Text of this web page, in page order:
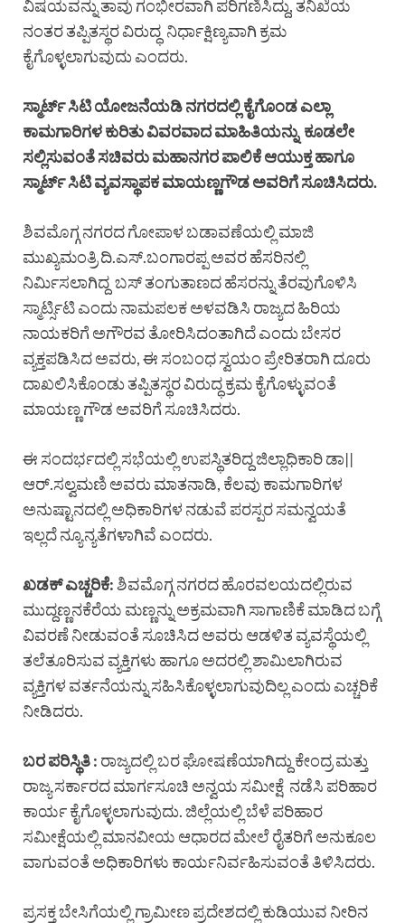
ವಿಷಯವನ್ನು ತಾವು ಗಂಭೀರವಾಗಿ ಪರಿಗಣಿಸಿದ್ದು, ತನಿಖೆಯ
ನಂತರ ತಪ್ಪಿತಸ್ಥರ ವಿರುದ್ಧ ನಿರ್ಧಾಕ್ಷಿಣ್ಯವಾಗಿ ಕ್ರಮ
ಕೈಗೊಳ್ಳಲಾಗುವುದು ಎಂದರು.
ಸ್ಮಾರ್ಟ್ ಸಿಟಿ ಯೋಜನೆಯಡಿ ನಗರದಲ್ಲಿ ಕೈಗೊಂಡ ಎಲ್ಲಾ
ಕಾಮಗಾರಿಗಳ ಕುರಿತು ವಿವರವಾದ ಮಾಹಿತಿಯನ್ನು ಕೂಡಲೇ
ಸಲ್ಲಿಸುವಂತೆ ಸಚಿವರು ಮಹಾನಗರ ಪಾಲಿಕೆ ಆಯುಕ್ತ ಹಾಗೂ
ಸ್ಮಾರ್ಟ್ ಸಿಟಿ ವ್ಯವಸ್ಥಾಪಕ ಮಾಯಣ್ಣಗೌಡ ಅವರಿಗೆ ಸೂಚಿಸಿದರು.
ಶಿವಮೊಗ್ಗ ನಗರದ ಗೋಪಾಳ ಬಡಾವಣೆಯಲ್ಲಿ ಮಾಜಿ
ಮುಖ್ಯಮಂತ್ರಿ ದಿ.ಎಸ್.ಬಂಗಾರಪ್ಪ ಅವರ ಹೆಸರಿನಲ್ಲಿ
ನಿರ್ಮಿಸಲಾಗಿದ್ದ ಬಸ್ ತಂಗುತಾಣದ ಹೆಸರನ್ನು ತೆರವುಗೊಳಿಸಿ
ಸ್ಮಾರ್ಟ್ಸಿಟಿ ಎಂದು ನಾಮಪಲಕ ಅಳವಡಿಸಿ ರಾಜ್ಯದ ಹಿರಿಯ
ನಾಯಕರಿಗೆ ಅಗೌರವ ತೋರಿಸಿದಂತಾಗಿದೆ ಎಂದು ಬೇಸರ
ವ್ಯಕ್ತಪಡಿಸಿದ ಅವರು, ಈ ಸಂಬಂಧ ಸ್ವಯಂ ಪ್ರೇರಿತರಾಗಿ ದೂರು
ದಾಖಲಿಸಿಕೊಂಡು ತಪ್ಪಿತಸ್ಥರ ವಿರುದ್ಧ ಕ್ರಮ ಕೈಗೊಳ್ಳುವಂತೆ
ಮಾಯಣ್ಣ ಗೌಡ ಅವರಿಗೆ ಸೂಚಿಸಿದರು.
ಈ ಸಂದರ್ಭದಲ್ಲಿ ಸಭೆಯಲ್ಲಿ ಉಪಸ್ಥಿತರಿದ್ದ ಜಿಲ್ಲಾಧಿಕಾರಿ ಡಾ||
ಆರ್.ಸಲ್ವಮಣಿ ಅವರು ಮಾತನಾಡಿ, ಕೆಲವು ಕಾಮಗಾರಿಗಳ
ಅನುಷ್ಟಾನದಲ್ಲಿ ಅಧಿಕಾರಿಗಳ ನಡುವೆ ಪರಸ್ಪರ ಸಮನ್ವಯತೆ
ಇಲ್ಲದೆ ನ್ಯೂನ್ಯತೆಗಳಾಗಿವೆ ಎಂದರು.
ಖಡಕ್ ಎಚ್ಚರಿಕೆ:ಶಿವಮೊಗ್ಗ ನಗರದ ಹೊರವಲಯದಲ್ಲಿರುವ
ಮುದ್ದಣ್ಣನಕೆರೆಯ ಮಣ್ಣನ್ನು ಅಕ್ರಮವಾಗಿ ಸಾಗಾಣಿಕೆ ಮಾಡಿದ ಬಗ್ಗೆ
ವಿವರಣೆ ನೀಡುವಂತೆ ಸೂಚಿಸಿದ ಅವರು ಆಡಳಿತ ವ್ಯವಸ್ಥೆಯಲ್ಲಿ
ತಲೆತೂರಿಸುವ ವ್ಯಕ್ತಿಗಳು ಹಾಗೂ ಅದರಲ್ಲಿ ಶಾಮಿಲಾಗಿರುವ
ವ್ಯಕ್ತಿಗಳ ವರ್ತನೆಯನ್ನು ಸಹಿಸಿಕೊಳ್ಳಲಾಗುವುದಿಲ್ಲ ಎಂದು ಎಚ್ಚರಿಕೆ
ನೀಡಿದರು.
ಬರ ಪರಿಸ್ಥಿತಿ : ರಾಜ್ಯದಲ್ಲಿ ಬರ ಘೋಷಣೆಯಾಗಿದ್ದು ಕೇಂದ್ರ ಮತ್ತು
ರಾಜ್ಯ ಸರ್ಕಾರದ ಮಾರ್ಗಸೂಚಿ ಅನ್ವಯ ಸಮೀಕ್ಷೆ ನಡೆಸಿ ಪರಿಹಾರ
ಕಾರ್ಯ ಕೈಗೊಳ್ಳಲಾಗುವುದು. ಜಿಲ್ಲೆಯಲ್ಲಿ ಬೆಳೆ ಪರಿಹಾರ
ಸಮೀಕ್ಷೆಯಲ್ಲಿ ಮಾನವೀಯ ಆಧಾರದ ಮೇಲೆ ರೈತರಿಗೆ ಅನುಕೂಲ
ವಾಗುವಂತೆ ಅಧಿಕಾರಿಗಳು ಕಾರ್ಯನಿರ್ವಹಿಸುವಂತೆ ತಿಳಿಸಿದರು.
ಪ್ರಸಕ್ತ ಬೇಸಿಗೆಯಲ್ಲಿ ಗ್ರಾಮೀಣ ಪ್ರದೇಶದಲ್ಲಿ ಕುಡಿಯುವ ನೀರಿನ